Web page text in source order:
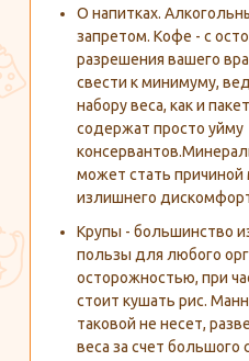
О напитках.
запретом. Кофе - с
разрешения вашего
свести к минимуму,
набору веса, как и
содержат просто уйму
может стать причиной
излишнего
Крупы - большинство
пользы для любого
осторожностью, при
стоит кушать рис.
таковой не несет,
веса за счет